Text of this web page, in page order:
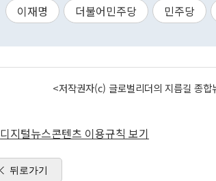
이재명 더불어민주당 민주당
<저작권자(c) 글로벌리더의 지름길 종
디지털뉴스콘텐츠 이용규칙 보기
뒤로가기